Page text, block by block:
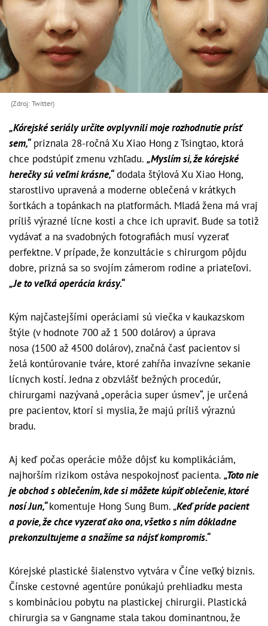
(Zdroj: Twitter)
„Kórejské seriály určite ovplyvnili moje rozhodnutie prísť
sem,“priznala 28-ročná Xu Xiao Hong z Tsingtao, ktorá
chce podstúpiť zmenu vzhľadu. „Myslím si, že kórejské
herečky sú veľmi krásne,“dodala štýlová Xu Xiao Hong,
starostlivo upravená a moderne oblečená v krátkych
šortkách a topánkach na platformách. Mladá žena má vraj
príliš výrazné lícne kosti a chce ich upraviť. Bude sa totiž
vydávať a na svadobných fotografiách musí vyzerať
perfektne. V prípade, že konzultácie s chirurgom pôjdu
dobre, prizná sa so svojím zámerom rodine a priateľovi.
„Je to veľká operácia krásy.“
Kým najčastejšími operáciami sú viečka v kaukazskom
štýle (v hodnote 700 až 1 500 dolárov) a úprava
nosa (1500 až 4500 dolárov), značná časť pacientov si
želá kontúrovanie tváre, ktoré zahŕňa invazívne sekanie
lícnych kostí. Jedna z obzvlášť bežných procedúr,
chirurgami nazývaná „operácia super úsmev“, je určená
pre pacientov, ktorí si myslia, že majú príliš výraznú
bradu.
Aj keď počas operácie môže dôjsť ku komplikáciám,
najhorším rizikom ostáva nespokojnosť pacienta. „Toto nie
je obchod s oblečením, kde si môžete kúpiť oblečenie, ktoré
nosí Jun,“komentuje Hong Sung Bum. „Keď príde pacient
a povie, že chce vyzerať ako ona, všetko s ním dôkladne
prekonzultujeme a snažíme sa nájsť kompromis.“
Kórejské plastické šialenstvo vytvára v Číne veľký biznis.
Čínske cestovné agentúre ponúkajú prehliadku mesta
s kombináciou pobytu na plastickej chirurgii. Plastická
chirurgia sa v Gangname stala takou dominantnou, že